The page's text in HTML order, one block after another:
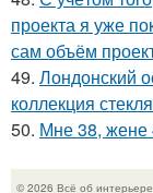
проекта я уже
сам объём
49. Лондонский
коллекция
50. Мне 38, жене
© 2026 Всё об